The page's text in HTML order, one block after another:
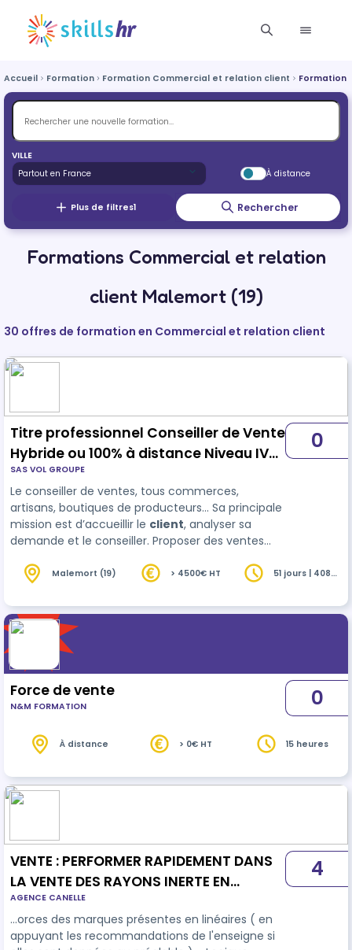
Accueil Formation Formation Commercial et relation client Formation
VILLE
À distance
Plus de filtres1 Rechercher
Formations Commercial et relation
client Malemort (19)
30 offres de formation en Commercial et relation client
Titre professionnel Conseiller de Vente
Hybride ou 100% à distance Niveau IV
(BAC) - FOAD
SAS VOL GROUPE
Le conseiller de ventes, tous commerces,
artisans, boutiques de producteurs… Sa principale
mission est d’accueillir le client, analyser sa
demande et le conseiller. Proposer des ventes
Il (elle) participe à la tenue, à l'animation du
ou du point de vente en fonction des ob…
0
Malemort (19) > 4500€ HT
51 jours | 408
Force de vente
N&M FORMATION 0
À distance > 0€ HT 15 heures
VENTE : PERFORMER RAPIDEMENT DANS
LA VENTE DES RAYONS INERTE EN
JARDINERIE : 2 Jours (228)
AGENCE CANELLE
…orces des marques présentes en linéaires ( en
appuyant les recommandations de l'enseigne si
4